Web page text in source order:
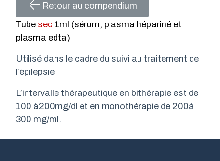
Retour au compendium
Tube sec 1ml (sérum, plasma hépariné et
plasma edta)
Utilisé dans le cadre du suivi au traitement de
l’épilepsie
L’intervalle thérapeutique en bithérapie est de
100 à200mg/dl et en monothérapie de 200à
300 mg/ml.